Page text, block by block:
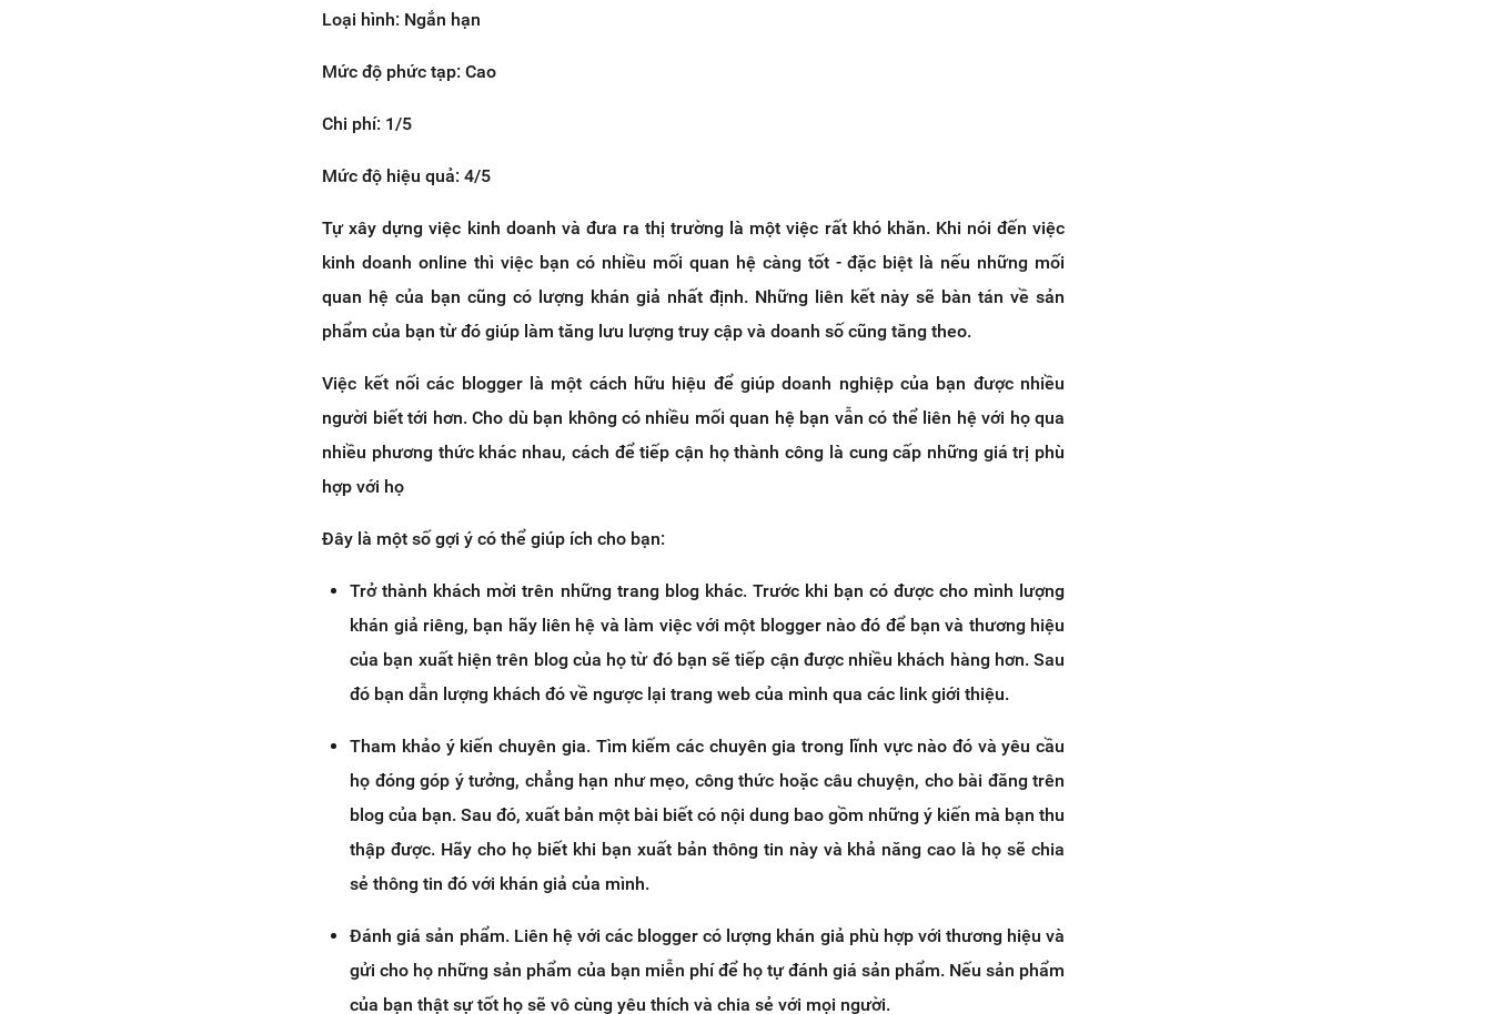
Loại hình: Ngắn hạn
Mức độ phức tạp: Cao
Chi phí: 1/5
Mức độ hiệu quả: 4/5
Tự xây dựng việc kinh doanh và đưa ra thị trường là một việc rất khó khăn. Khi nói đến việc
kinh doanh online thì việc bạn có nhiều mối quan hệ càng tốt - đặc biệt là nếu những mối
quan hệ của bạn cũng có lượng khán giả nhất định. Những liên kết này sẽ bàn tán về sản
phẩm của bạn từ đó giúp làm tăng lưu lượng truy cập và doanh số cũng tăng theo.
Việc kết nối các blogger là một cách hữu hiệu để giúp doanh nghiệp của bạn được nhiều
người biết tới hơn. Cho dù bạn không có nhiều mối quan hệ bạn vẫn có thể liên hệ với họ qua
nhiều phương thức khác nhau, cách để tiếp cận họ thành công là cung cấp những giá trị phù
hợp với họ
Đây là một số gợi ý có thể giúp ích cho bạn:
Trở thành khách mời trên những trang blog khác. Trước khi bạn có được cho mình lượng
khán giả riêng, bạn hãy liên hệ và làm việc với một blogger nào đó để bạn và thương hiệu
của bạn xuất hiện trên blog của họ từ đó bạn sẽ tiếp cận được nhiều khách hàng hơn. Sau
đó bạn dẫn lượng khách đó về ngược lại trang web của mình qua các link giới thiệu.
Tham khảo ý kiến chuyên gia. Tìm kiếm các chuyên gia trong lĩnh vực nào đó và yêu cầu
họ đóng góp ý tưởng, chẳng hạn như mẹo, công thức hoặc câu chuyện, cho bài đăng trên
blog của bạn. Sau đó, xuất bản một bài biết có nội dung bao gồm những ý kiến mà bạn thu
thập được. Hãy cho họ biết khi bạn xuất bản thông tin này và khả năng cao là họ sẽ chia
sẻ thông tin đó với khán giả của mình.
Đánh giá sản phẩm. Liên hệ với các blogger có lượng khán giả phù hợp với thương hiệu và
gửi cho họ những sản phẩm của bạn miễn phí để họ tự đánh giá sản phẩm. Nếu sản phẩm
của bạn thật sự tốt họ sẽ vô cùng yêu thích và chia sẻ với mọi người.